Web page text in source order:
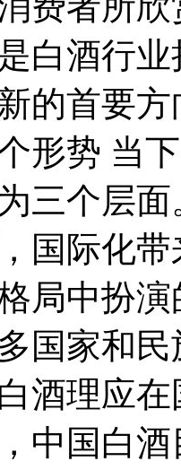
白酒行
的首要
形势 当
三个层面
际化带
局中扮
国家和
酒理应
中国白